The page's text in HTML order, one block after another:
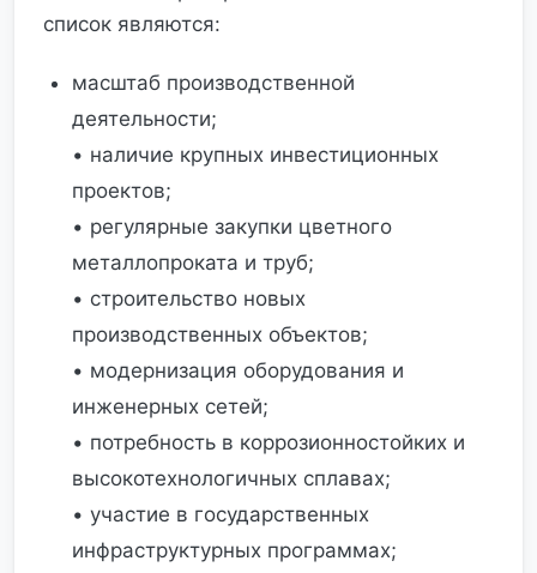
список являются:
масштаб производственной
деятельности;
• наличие крупных инвестиционных
проектов;
• регулярные закупки цветного
металлопроката и труб;
• строительство новых
производственных объектов;
• модернизация оборудования и
инженерных сетей;
• потребность в коррозионностойких и
высокотехнологичных сплавах;
• участие в государственных
инфраструктурных программах;